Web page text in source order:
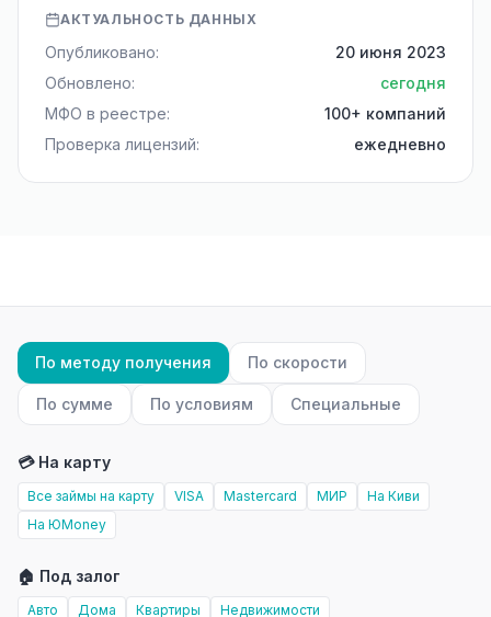
АКТУАЛЬНОСТЬ ДАННЫХ
Опубликовано:
20 июня 2023
Обновлено:
сегодня
МФО в реестре:
100+ компаний
Проверка лицензий:
ежедневно
По методу получения По скорости
По сумме По условиям Специальные
💳 На карту
Все займы на карту VISA Mastercard МИР
На Киви
На ЮMoney
🏠 Под залог
Авто Дома Квартиры Недвижимости